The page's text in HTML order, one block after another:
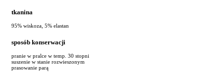
tkanina
95% wiskoza, 5% elastan
sposób konserwacji
pranie w pralce w temp. 30 stopni
suszenie w stanie rozwieszonym
prasowanie parą